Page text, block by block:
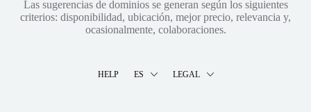
Las sugerencias de dominios se generan según los siguientes
criterios: disponibilidad, ubicación, mejor precio, relevancia y,
ocasionalmente, colaboraciones.
HELP ES LEGAL